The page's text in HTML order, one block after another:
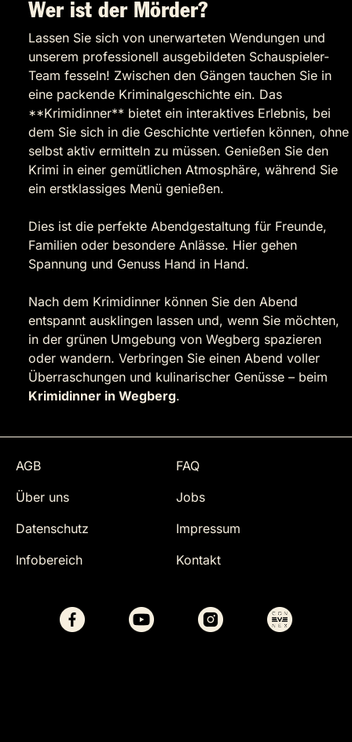
Wer ist der Mörder?
Lassen Sie sich von unerwarteten Wendungen und
unserem professionell ausgebildeten Schauspieler-
Team fesseln! Zwischen den Gängen tauchen Sie in
eine packende Kriminalgeschichte ein. Das
**Krimidinner** bietet ein interaktives Erlebnis, bei
dem Sie sich in die Geschichte vertiefen können, ohne
selbst aktiv ermitteln zu müssen. Genießen Sie den
Krimi in einer gemütlichen Atmosphäre, während Sie
ein erstklassiges Menü genießen.
Dies ist die perfekte Abendgestaltung für Freunde,
Familien oder besondere Anlässe. Hier gehen
Spannung und Genuss Hand in Hand.
Nach dem Krimidinner können Sie den Abend
entspannt ausklingen lassen und, wenn Sie möchten,
in der grünen Umgebung von Wegberg spazieren
oder wandern. Verbringen Sie einen Abend voller
Überraschungen und kulinarischer Genüsse – beim
Krimidinner in Wegberg.
AGB
FAQ
Über uns
Jobs
Datenschutz
Impressum
Infobereich
Kontakt